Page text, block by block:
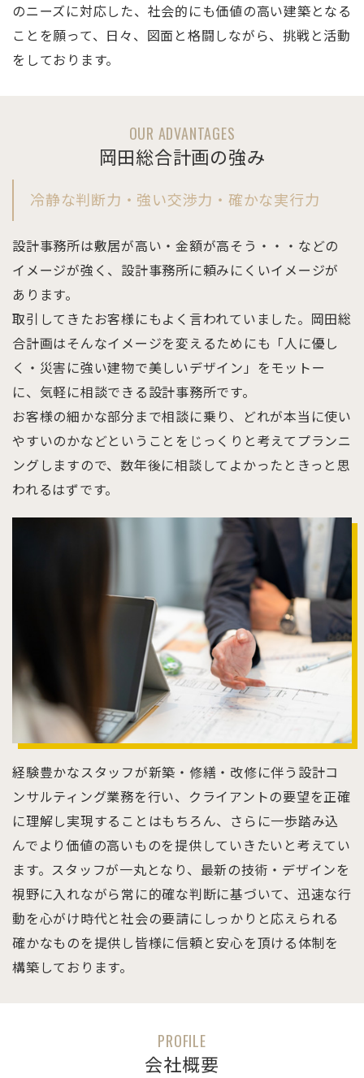
のニーズに対応した、社会的にも価値の高い建築となる
ことを願って、日々、図面と格闘しながら、挑戦と活動
をしております。
OUR ADVANTAGES
岡田総合計画の強み
冷静な判断力・強い交渉力・確かな実行力
設計事務所は敷居が高い・金額が高そう・・・などの
イメージが強く、設計事務所に頼みにくいイメージが
あります。
取引してきたお客様にもよく言われていました。岡田総
合計画はそんなイメージを変えるためにも「人に優し
く・災害に強い建物で美しいデザイン」をモットー
に、気軽に相談できる設計事務所です。
お客様の細かな部分まで相談に乗り、どれが本当に使い
やすいのかなどということをじっくりと考えてプランニ
ングしますので、数年後に相談してよかったときっと思
われるはずです。
経験豊かなスタッフが新築・修繕・改修に伴う設計コ
ンサルティング業務を行い、クライアントの要望を正確
に理解し実現することはもちろん、さらに一歩踏み込
んでより価値の高いものを提供していきたいと考えてい
ます。スタッフが一丸となり、最新の技術・デザインを
視野に入れながら常に的確な判断に基づいて、迅速な行
動を心がけ時代と社会の要請にしっかりと応えられる
確かなものを提供し皆様に信頼と安心を頂ける体制を
構築しております。
PROFILE
会社概要